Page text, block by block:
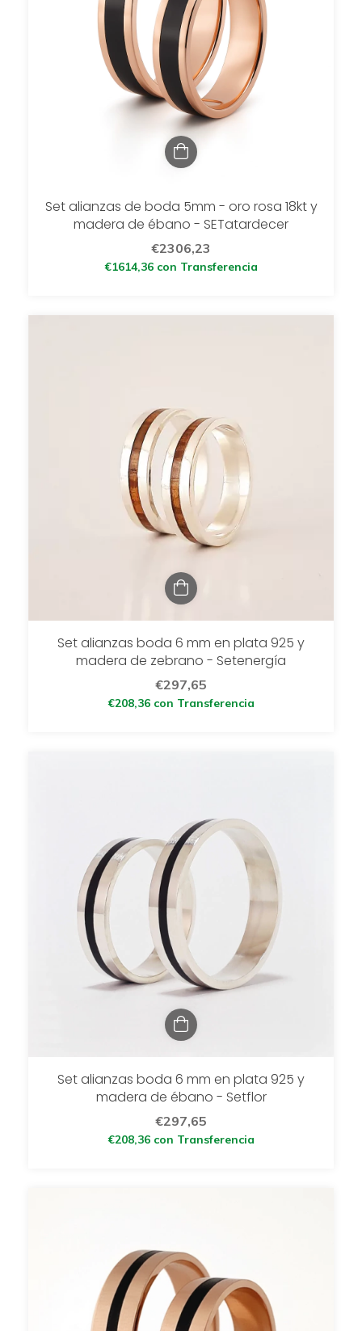
Set alianzas de boda 5mm - oro rosa 18kt y
madera de ébano - SETatardecer
€2306,23
€1614,36 con Transferencia
Set alianzas boda 6 mm en plata 925 y
madera de zebrano - Setenergía
€297,65
€208,36 con Transferencia
Set alianzas boda 6 mm en plata 925 y
madera de ébano - Setflor
€297,65
€208,36 con Transferencia